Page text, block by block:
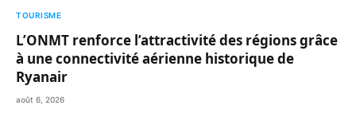
TOURISME
L’ONMT renforce l’attractivité des régions grâce
à une connectivité aérienne historique de
Ryanair
août 6, 2026